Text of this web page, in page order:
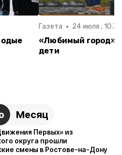
Газета 24 июля , 10:31
«Любимый город»
дети
Месяц
Первых» из
округа прошли
смены в Ростове-на-Дону